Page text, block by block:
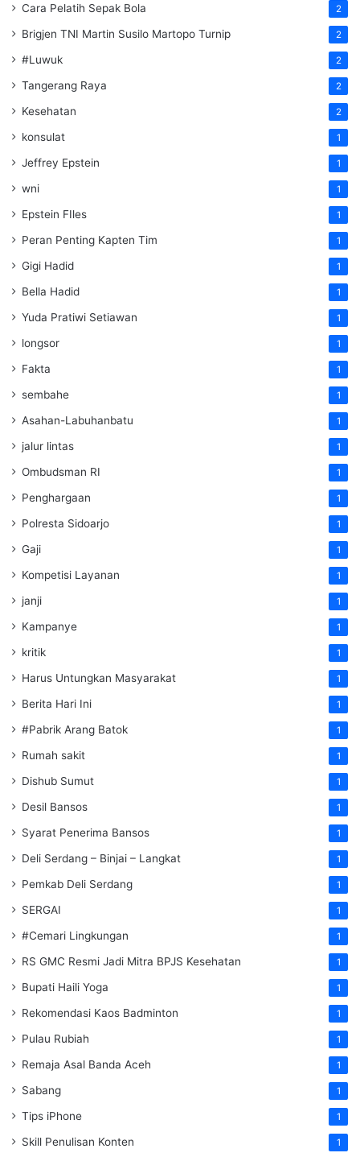
Cara Pelatih Sepak Bola 2
Brigjen TNI Martin Susilo Martopo Turnip 2
#Luwuk 2
Tangerang Raya 2
Kesehatan 2
konsulat 1
Jeffrey Epstein 1
wni 1
Epstein FIles 1
Peran Penting Kapten Tim 1
Gigi Hadid 1
Bella Hadid 1
Yuda Pratiwi Setiawan 1
longsor 1
Fakta 1
sembahe 1
Asahan-Labuhanbatu 1
jalur lintas 1
Ombudsman RI 1
Penghargaan 1
Polresta Sidoarjo 1
Gaji 1
Kompetisi Layanan 1
janji 1
Kampanye 1
kritik 1
Harus Untungkan Masyarakat 1
Berita Hari Ini 1
#Pabrik Arang Batok 1
Rumah sakit 1
Dishub Sumut 1
Desil Bansos 1
Syarat Penerima Bansos 1
Deli Serdang – Binjai – Langkat 1
Pemkab Deli Serdang 1
SERGAI 1
#Cemari Lingkungan 1
RS GMC Resmi Jadi Mitra BPJS Kesehatan 1
Bupati Haili Yoga 1
Rekomendasi Kaos Badminton 1
Pulau Rubiah 1
Remaja Asal Banda Aceh 1
Sabang 1
Tips iPhone 1
Skill Penulisan Konten 1